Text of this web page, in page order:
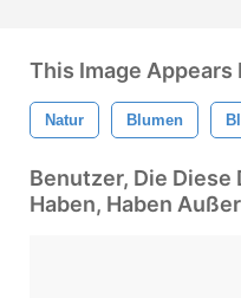
This Image Appears
Natur Blumen
Benutzer, Die
Haben, Haben